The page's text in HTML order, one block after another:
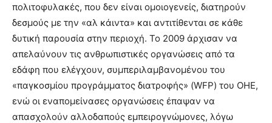
πολιτοφυλακές, που δεν είναι ομοιογενείς, διατηρούν
δεσμούς με την «αλ κάιντα» και αντιτίθενται σε κάθε
δυτική παρουσία στην περιοχή. Το 2009 άρχισαν να
απελαύνουν τις ανθρωπιστικές οργανώσεις από τα
εδάφη που ελέγχουν, συμπεριλαμβανομένου του
«παγκοσμίου προγράμματος διατροφής» (WFP) του ΟΗΕ,
ενώ οι εναπομείνασες οργανώσεις έπαψαν να
απασχολούν αλλοδαπούς εμπειρογνώμονες, λόγω